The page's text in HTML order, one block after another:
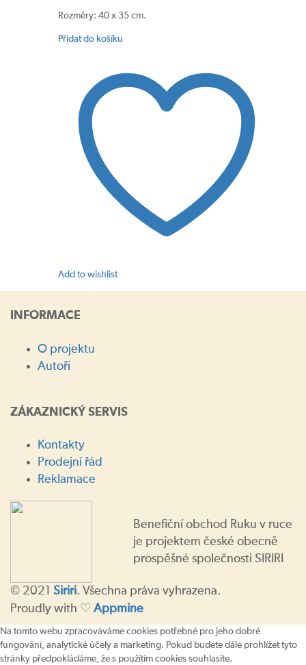
Rozměry: 40 x 35 cm.
Přidat do košíku
Add to wishlist
INFORMACE
O projektu
Autoři
ZÁKAZNICKÝ SERVIS
Kontakty
Prodejní řád
Reklamace
Benefiční obchod Ruku v ruce
je projektem české obecně
prospěšné společnosti SIRIRI
© 2021 Siriri. Všechna práva vyhrazena.
Proudly with ♡ Appmine
Na tomto webu zpracováváme cookies potřebné pro jeho dobré
fungování, analytické účely a marketing. Pokud budete dále prohlížet tyto
stránky předpokládáme, že s použitím cookies souhlasíte.